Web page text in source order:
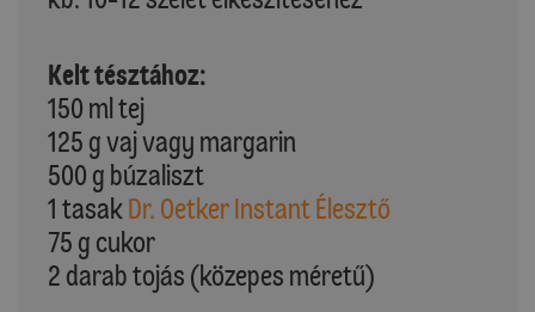
Kelt tésztához:
150 ml tej
125 g vaj vagy margarin
500 g búzaliszt
1 tasak Dr. Oetker Instant Élesztő
75 g cukor
2 darab tojás (közepes méretű)